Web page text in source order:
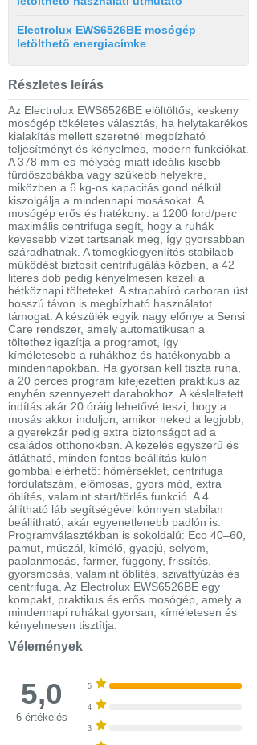
Electrolux EWS6526BE mosógép
letölthető energiacímke
Részletes leírás
Az Electrolux EWS6526BE elöltöltős, keskeny
mosógép tökéletes választás, ha helytakarékos
kialakítás mellett szeretnél megbízható
teljesítményt és kényelmes, modern funkciókat.
A 378 mm-es mélység miatt ideális kisebb
fürdőszobákba vagy szűkebb helyekre,
miközben a 6 kg-os kapacitás gond nélkül
kiszolgálja a mindennapi mosásokat. A
mosógép erős és hatékony: a 1200 ford/perc
maximális centrifuga segít, hogy a ruhák
kevesebb vizet tartsanak meg, így gyorsabban
száradhatnak. A tömegkiegyenlítés stabilabb
működést biztosít centrifugálás közben, a 42
literes dob pedig kényelmesen kezeli a
hétköznapi tölteteket. A strapabíró carboran üst
hosszú távon is megbízható használatot
támogat. A készülék egyik nagy előnye a Sensi
Care rendszer, amely automatikusan a
töltethez igazítja a programot, így
kíméletesebb a ruhákhoz és hatékonyabb a
mindennapokban. Ha gyorsan kell tiszta ruha,
a 20 perces program kifejezetten praktikus az
enyhén szennyezett darabokhoz. A késleltetett
indítás akár 20 óráig lehetővé teszi, hogy a
mosás akkor induljon, amikor neked a legjobb,
a gyerekzár pedig extra biztonságot ad a
családos otthonokban. A kezelés egyszerű és
átlátható, minden fontos beállítás külön
gombbal elérhető: hőmérséklet, centrifuga
fordulatszám, előmosás, gyors mód, extra
öblítés, valamint start/törlés funkció. A 4
állítható láb segítségével könnyen stabilan
beállítható, akár egyenetlenebb padlón is.
Programválasztékban is sokoldalú: Eco 40–60,
pamut, műszál, kímélő, gyapjú, selyem,
paplanmosás, farmer, függöny, frissítés,
gyorsmosás, valamint öblítés, szivattyúzás és
centrifuga. Az Electrolux EWS6526BE egy
kompakt, praktikus és erős mosógép, amely a
mindennapi ruhákat gyorsan, kíméletesen és
kényelmesen tisztítja.
Vélemények
5,0
6 értékelés
5
4
3